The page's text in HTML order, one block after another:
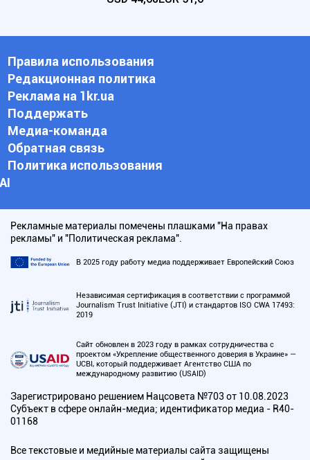
Правила использования
Редакционная политика
Реклама на 1kr.ua
Поддержать
Медиа-команда
Обратная связь
Политика использования
АI
Рекламные материалы помечены плашками "На правах
рекламы" и "Политическая реклама".
В 2025 году работу медиа поддерживает Европейский Союз
Независимая сертификация в соответствии с программой
Journalism Trust Initiative (JTI) и стандартов ISO CWA 17493:
2019
Сайт обновлен в 2023 году в рамках сотрудничества с
проектом «Укрепление общественного доверия в Украине» —
UCBI, который поддерживает Агентство США по
международному развитию (USAID)
Зарегистрировано решением Нацсовета №703 от 10.08.2023
Субъект в сфере онлайн-медиа; идентификатор медиа - R40-
01168
Все текстовые и медийные материалы сайта защищены